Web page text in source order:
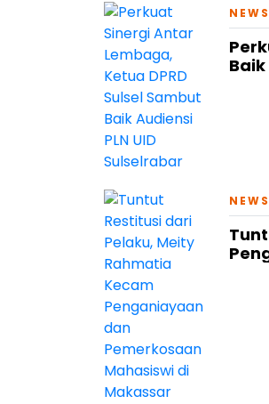
NEWS
Baik
NEWS